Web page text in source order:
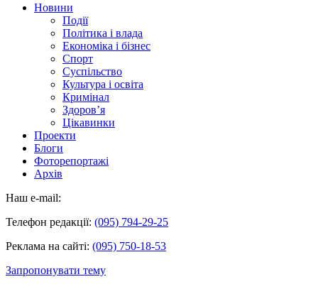
Новини
Події
Політика і влада
Економіка і бізнес
Спорт
Суспільство
Культура і освіта
Кримінал
Здоров’я
Цікавинки
Проекти
Блоги
Фоторепортажі
Архів
Наш e-mail:
Телефон редакції: (095) 794-29-25
Реклама на сайті: (095) 750-18-53
Запропонувати тему